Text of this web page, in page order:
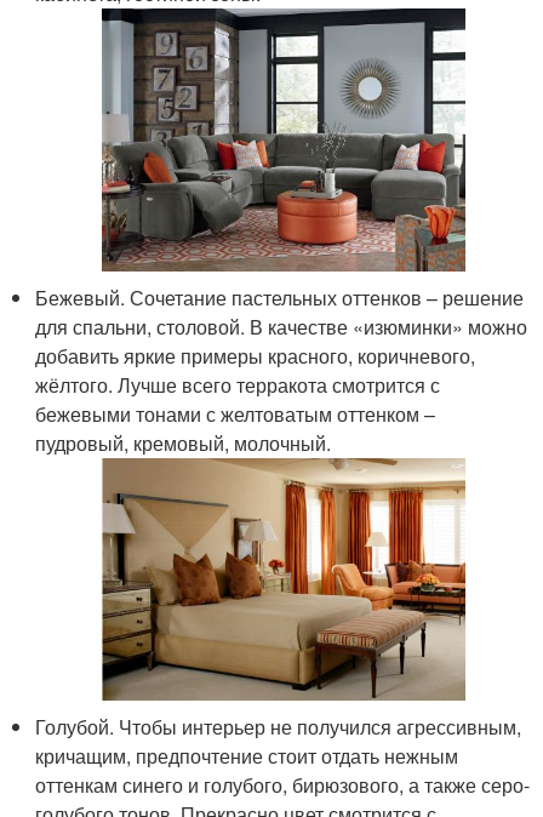
Бежевый. Сочетание пастельных оттенков – решение
для спальни, столовой. В качестве «изюминки» можно
добавить яркие примеры красного, коричневого,
жёлтого. Лучше всего терракота смотрится с
бежевыми тонами с желтоватым оттенком –
пудровый, кремовый, молочный.
Голубой. Чтобы интерьер не получился агрессивным,
кричащим, предпочтение стоит отдать нежным
оттенкам синего и голубого, бирюзового, а также серо-